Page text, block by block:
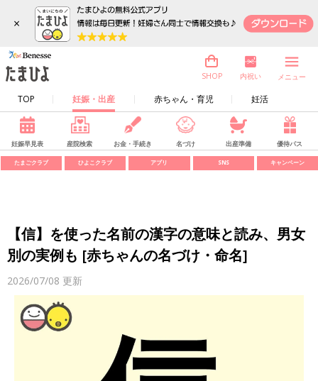
×
TOP 妊娠・出産 赤ちゃん・育児 妊活
SHOP 内祝い メニュー
妊娠早見表 産院検索 お金・手続き 名づけ 出産準備 優待パス
たまごクラブ ひよこクラブ アプリ SNS キャンペーン
【信】を使った名前の漢字の意味と読み、男女
別の実例も [赤ちゃんの名づけ・命名]
2026/07/08 更新